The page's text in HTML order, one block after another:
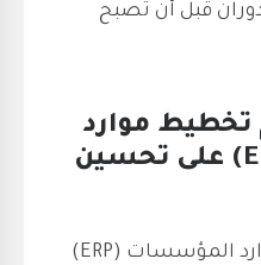
قبل أن تصبح
موارد
المؤسسات (ERP) على تحسين
يعمل نظام تخطيط موارد المؤسسات (ERP)